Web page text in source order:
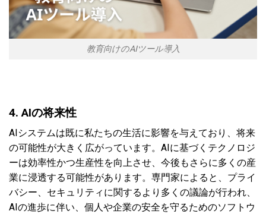
教育向けのAIツール導入
4. AIの将来性
AIシステムは既に私たちの生活に影響を与えており、将来
の可能性が大きく広がっています。AIに基づくテクノロジ
ーは効率性かつ生産性を向上させ、今後もさらに多くの産
業に浸透する可能性があります。専門家によると、プライ
バシー、セキュリティに関するより多くの議論が行われ、
AIの進歩に伴い、個人や企業の安全を守るためのソフトウ